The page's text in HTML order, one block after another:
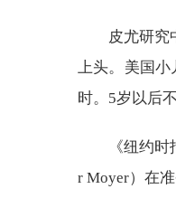
皮尤研究
上头。美国小
时。5岁以后
《纽约
r Moyer）在